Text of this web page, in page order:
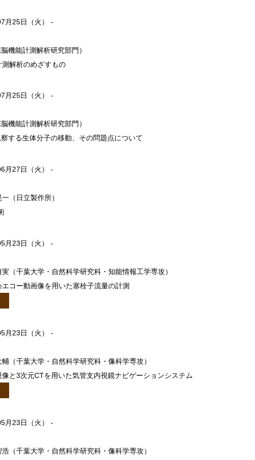
月25日（火） -
機能計測解析研究部門）
解析のめざすもの
月25日（火） -
機能計測解析研究部門）
する生体分子の移動、その問題点について
月27日（火） -
（日立製作所）
月23日（火） -
（千葉大学・自然科学研究科・知能情報工学専攻）
コー動画像を用いた塞栓子流量の計測
月23日（火） -
（千葉大学・自然科学研究科・像科学専攻）
と3次元CTを用いた気管支内視鏡ナビゲーションシステム
月23日（火） -
（千葉大学・自然科学研究科・像科学専攻）